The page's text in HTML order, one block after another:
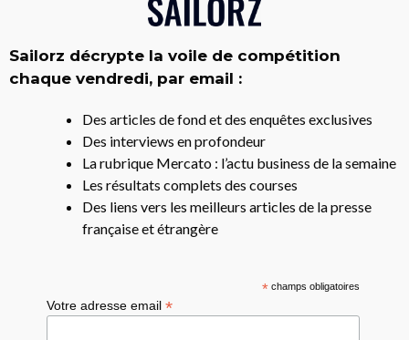
Sailorz décrypte la voile de compétition
chaque vendredi, par email :
Des articles de fond et des enquêtes exclusives
Des interviews en profondeur
La rubrique Mercato : l’actu business de la semaine
Les résultats complets des courses
Des liens vers les meilleurs articles de la presse
française et étrangère
*champs obligatoires
Votre adresse email*